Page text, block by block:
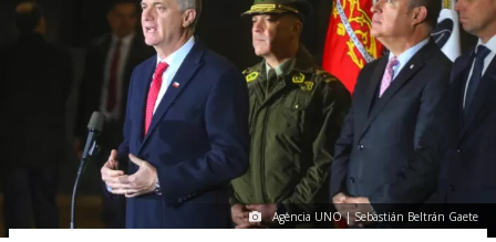
Agencia UNO | Sebastián Beltrán Gaete